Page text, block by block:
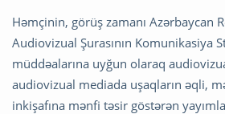
Həmçinin, görüş zamanı Azərbaycan
Audiovizual Şurasının Komunikasiya
müddəalarına uyğun olaraq
audiovizual mediada uşaqların əqli,
inkişafına mənfi təsir göstərən